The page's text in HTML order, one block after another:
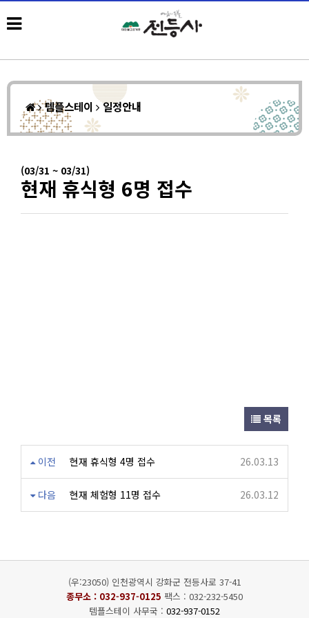
템플스테이 일정안내
(03/31 ~ 03/31)
현재 휴식형 6명 접수
목록
이전 현재 휴식형 4명 접수 26.03.13
다음 현재 체험형 11명 접수 26.03.12
(우:23050) 인천광역시 강화군 전등사로 37-41
종무소 : 032-937-0125 팩스 : 032-232-5450
템플스테이 사무국 : 032-937-0152